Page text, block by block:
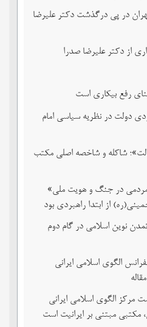
در پی درگذشت دکتر علیرضا
از دکتر علیرضا صدرا
رفع بیکاری است
دولت در نظریه سیاسی امام
شاکله و شاخصه اصلی مکتب
در جنگ و هویت ملی»
از ابتدا راهبردی بود
نوین اسلامی در گام دوم
الگوی اسلامی ایرانی
مرکز الگوی اسلامی ایرانی
مکتبی مبتنی بر ایرانیت است